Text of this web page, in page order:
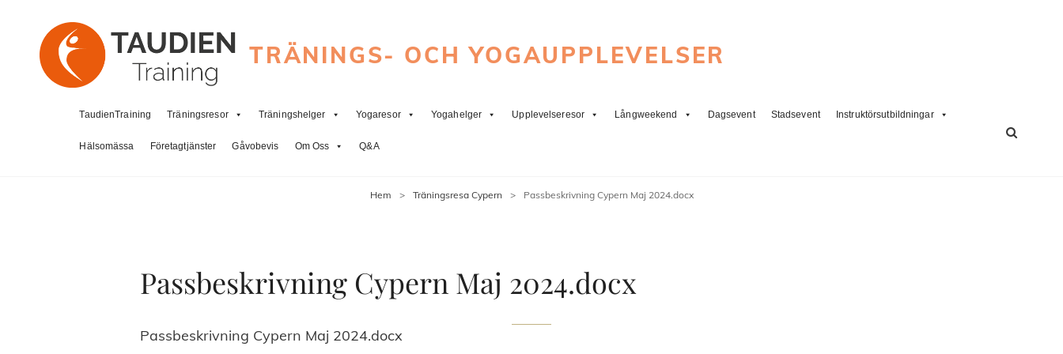
TRÄNINGS- OCH YOGAUPPLEVELSER
TaudienTraining Träningsresor Träningshelger Yogaresor Yogahelger Upplevelseresor Långweekend Dagsevent Stadsevent Instruktörsutbildningar
Hälsomässa Företagtjänster Gåvobevis Om Oss Q&A
Hem > Träningsresa Cypern > Passbeskrivning Cypern Maj 2024.docx
Passbeskrivning Cypern Maj 2024.docx
Passbeskrivning Cypern Maj 2024.docx